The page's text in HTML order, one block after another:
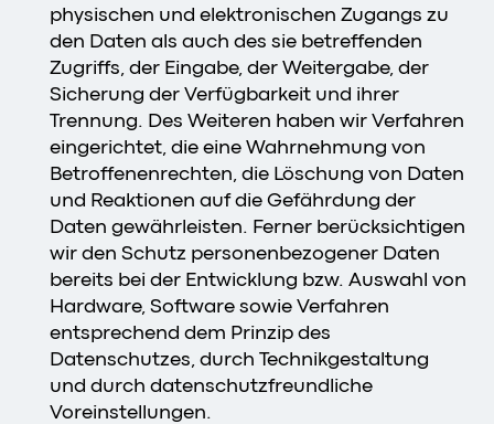
physischen und elektronischen Zugangs zu
den Daten als auch des sie betreffenden
Zugriffs, der Eingabe, der Weitergabe, der
Sicherung der Verfügbarkeit und ihrer
Trennung. Des Weiteren haben wir Verfahren
eingerichtet, die eine Wahrnehmung von
Betroffenenrechten, die Löschung von Daten
und Reaktionen auf die Gefährdung der
Daten gewährleisten. Ferner berücksichtigen
wir den Schutz personenbezogener Daten
bereits bei der Entwicklung bzw. Auswahl von
Hardware, Software sowie Verfahren
entsprechend dem Prinzip des
Datenschutzes, durch Technikgestaltung
und durch datenschutzfreundliche
Voreinstellungen.